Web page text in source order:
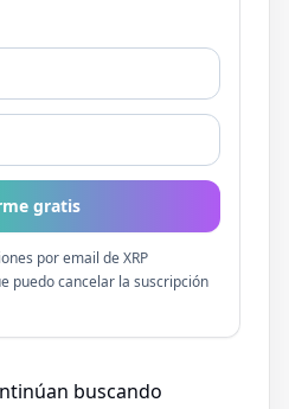
gratis
por email de XRP
puedo cancelar la suscripción
buscando